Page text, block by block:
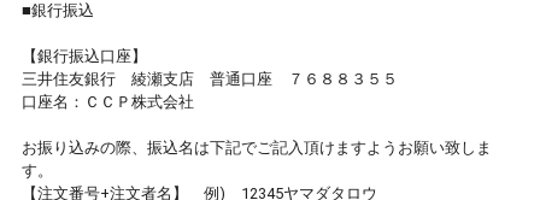
■銀行振込
【銀行振込口座】
三井住友銀行 綾瀬支店 普通口座 ７６８８３５５
口座名：ＣＣＰ株式会社
お振り込みの際、振込名は下記でご記入頂けますようお願い致しま
す。
【注文番号+注文者名】 例) 12345ヤマダタロウ